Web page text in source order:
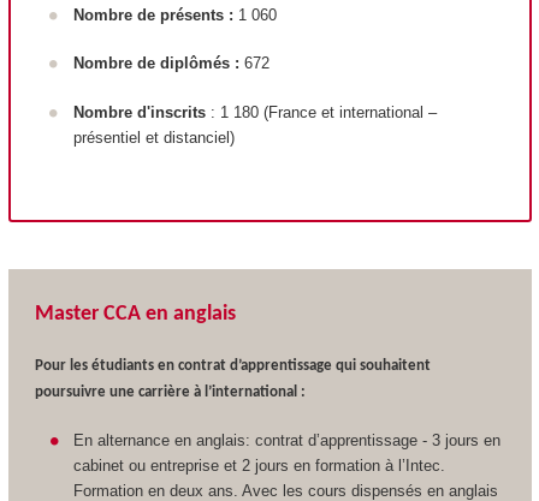
Nombre de présents : 1 060
Nombre de diplômés : 672
Nombre d'inscrits: 1 180 (France et international –
présentiel et distanciel)
Master CCA en anglais
Pour les étudiants en contrat d’apprentissage qui souhaitent
poursuivre une carrière à l’international :
En alternance en anglais: contrat d’apprentissage - 3 jours en
cabinet ou entreprise et 2 jours en formation à l’Intec.
Formation en deux ans. Avec les cours dispensés en anglais